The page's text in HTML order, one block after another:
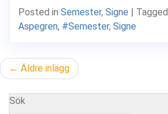
Posted in Semester, Signe | Tagged
Aspegren, #Semester, Signe
Inläggsnavigering
Äldre inlägg
Sök